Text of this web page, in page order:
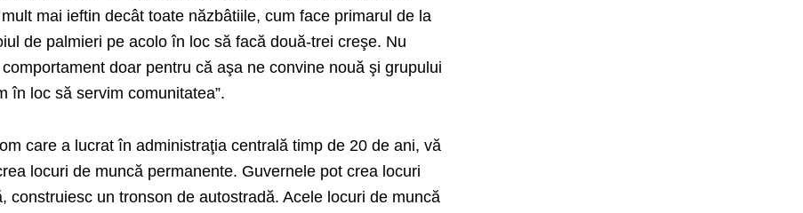
mai ieftin decât toate năzbâtiile, cum face primarul de la
de palmieri pe acolo în loc să facă două-trei creşe. Nu
doar pentru că aşa ne convine nouă şi grupului
în loc să servim comunitatea”.
care a lucrat în administraţia centrală timp de 20 de ani, vă
locuri de muncă permanente. Guvernele pot crea locuri
construiesc un tronson de autostradă. Acele locuri de muncă